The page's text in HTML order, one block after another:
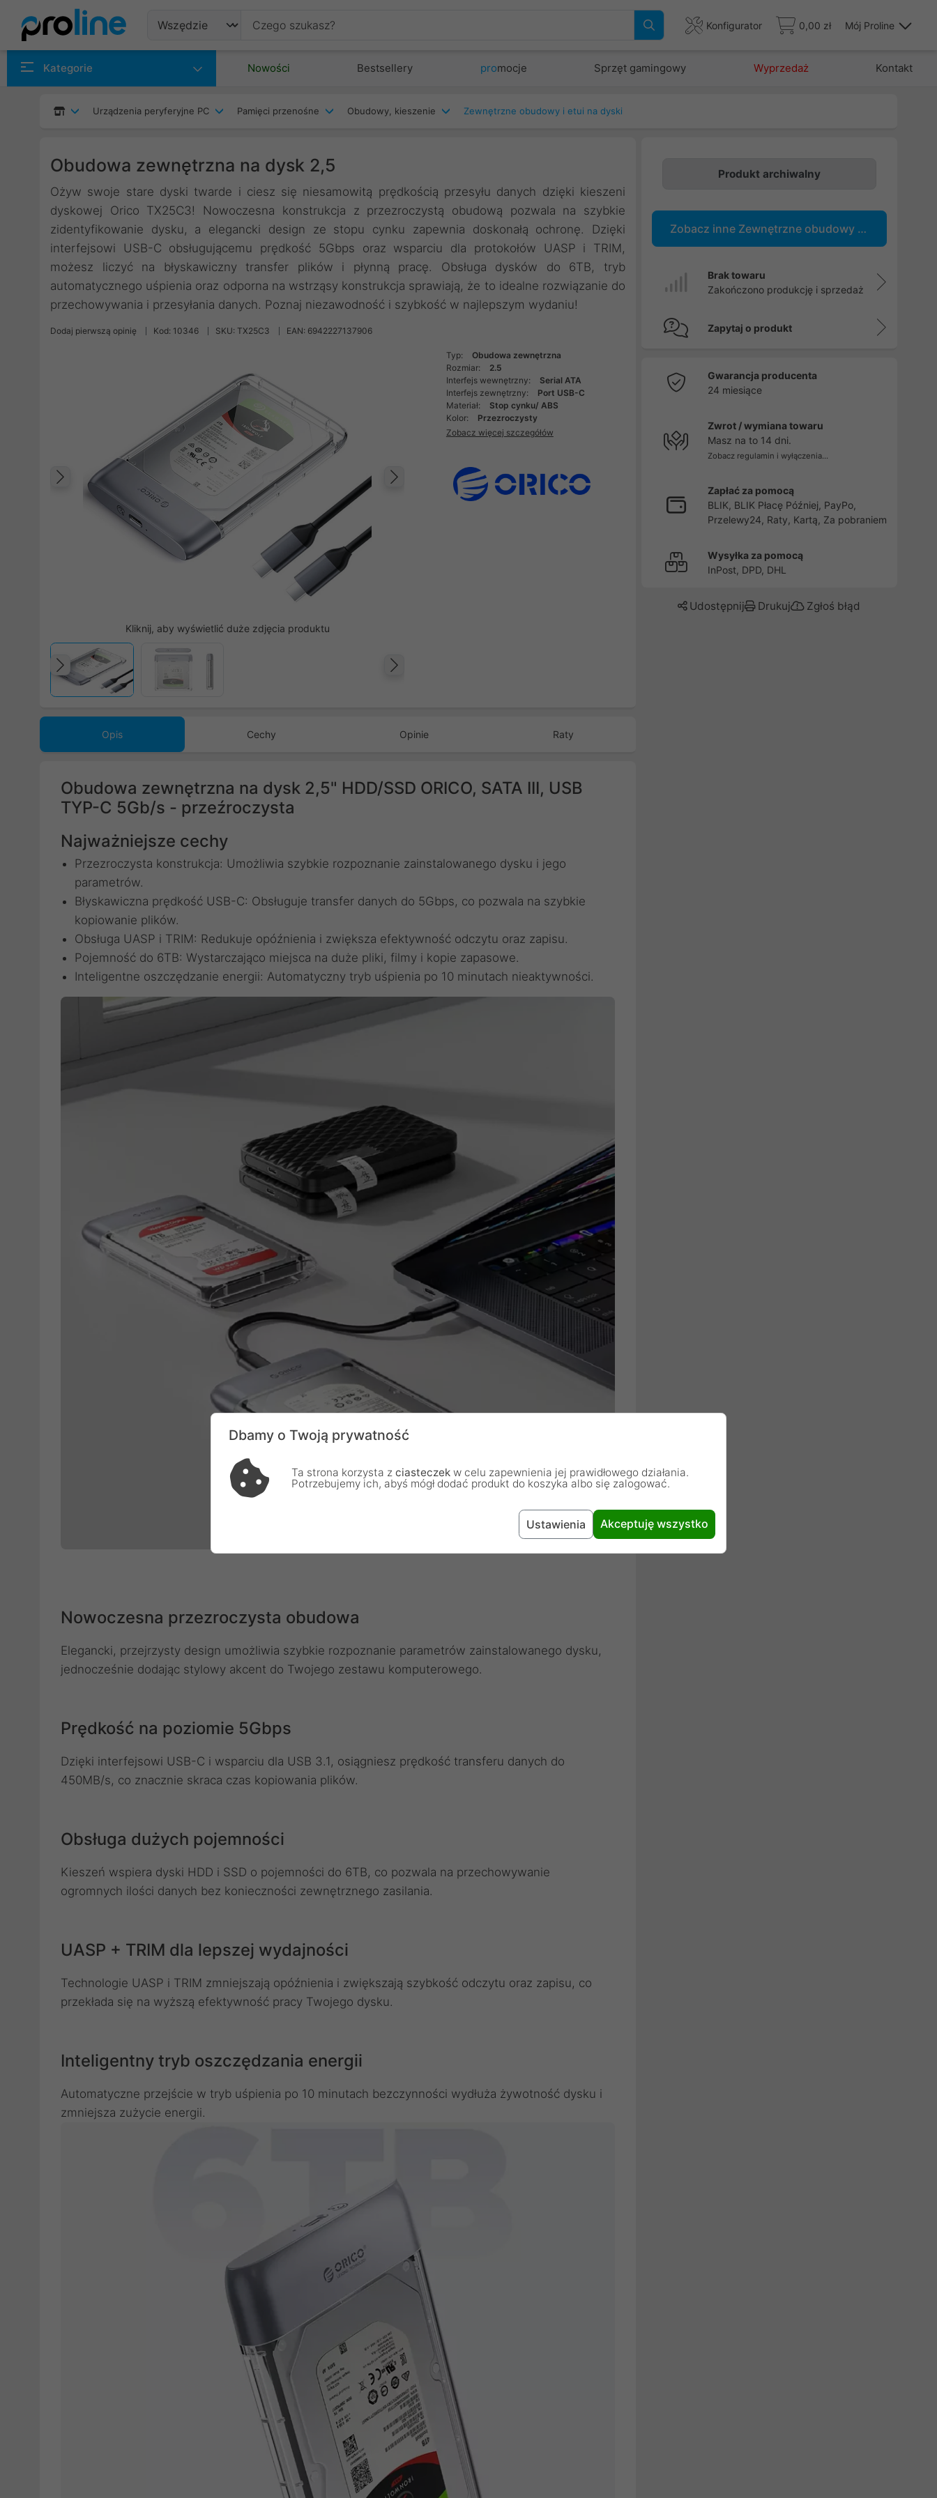
Konfigurator 0,00 zł Mój Proline
Kategorie Nowości Bestsellery promocje Sprzęt gamingowy Wyprzedaż Kontakt
Urządzenia peryferyjne PC Pamięci przenośne Obudowy, kieszenie Zewnętrzne obudowy i etui na dyski
Obudowa zewnętrzna na dysk 2,5
Ożyw swoje stare dyski twarde i ciesz się niesamowitą prędkością przesyłu danych dzięki kieszeni
dyskowej Orico TX25C3! Nowoczesna konstrukcja z przezroczystą obudową pozwala na szybkie
zidentyfikowanie dysku, a elegancki design ze stopu cynku zapewnia doskonałą ochronę. Dzięki
interfejsowi USB-C obsługującemu prędkość 5Gbps oraz wsparciu dla protokołów UASP i TRIM,
możesz liczyć na błyskawiczny transfer plików i płynną pracę. Obsługa dysków do 6TB, tryb
automatycznego uśpienia oraz odporna na wstrząsy konstrukcja sprawiają, że to idealne rozwiązanie do
przechowywania i przesyłania danych. Poznaj niezawodność i szybkość w najlepszym wydaniu!
Dodaj pierwszą opinię Kod: 10346 SKU: TX25C3 EAN: 6942227137906
Następny
Poprzedni
Kliknij, aby wyświetlić duże zdjęcia produktu
Poprzedni
Typ:
Obudowa zewnętrzna
Rozmiar:
2.5
Interfejs wewnętrzny:
Serial ATA
Interfejs zewnętrzny:
Port USB-C
Materiał:
Stop cynku/ ABS
Kolor:
Przezroczysty
Zobacz więcej szczegółów
Opis Cechy Opinie Raty
Obudowa zewnętrzna na dysk 2,5" HDD/SSD ORICO, SATA III, USB
TYP-C 5Gb/s - przeźroczysta
Najważniejsze cechy
Przezroczysta konstrukcja: Umożliwia szybkie rozpoznanie zainstalowanego dysku i jego
parametrów.
Błyskawiczna prędkość USB-C: Obsługuje transfer danych do 5Gbps, co pozwala na szybkie
kopiowanie plików.
Obsługa UASP i TRIM: Redukuje opóźnienia i zwiększa efektywność odczytu oraz zapisu.
Pojemność do 6TB: Wystarczająco miejsca na duże pliki, filmy i kopie zapasowe.
Inteligentne oszczędzanie energii: Automatyczny tryb uśpienia po 10 minutach nieaktywności.
Nowoczesna przezroczysta obudowa
Elegancki, przejrzysty design umożliwia szybkie rozpoznanie parametrów zainstalowanego dysku,
jednocześnie dodając stylowy akcent do Twojego zestawu komputerowego.
Prędkość na poziomie 5Gbps
Dzięki interfejsowi USB-C i wsparciu dla USB 3.1, osiągniesz prędkość transferu danych do
450MB/s, co znacznie skraca czas kopiowania plików.
Obsługa dużych pojemności
Kieszeń wspiera dyski HDD i SSD o pojemności do 6TB, co pozwala na przechowywanie
ogromnych ilości danych bez konieczności zewnętrznego zasilania.
UASP + TRIM dla lepszej wydajności
Technologie UASP i TRIM zmniejszają opóźnienia i zwiększają szybkość odczytu oraz zapisu, co
przekłada się na wyższą efektywność pracy Twojego dysku.
Inteligentny tryb oszczędzania energii
Automatyczne przejście w tryb uśpienia po 10 minutach bezczynności wydłuża żywotność dysku i
zmniejsza zużycie energii.
Produkt archiwalny
Zobacz inne Zewnętrzne obudowy i etui na dyski
Brak towaru
Zakończono produkcję i sprzedaż
Zapytaj o produkt
Gwarancja producenta
24 miesiące
Zwrot / wymiana towaru
Masz na to 14 dni.
Zobacz regulamin i wyłączenia...
Zapłać za pomocą
BLIK, BLIK Płacę Później, PayPo,
Przelewy24, Raty, Kartą, Za pobraniem
Wysyłka za pomocą
InPost, DPD, DHL
Udostępnij Drukuj Zgłoś błąd
Dbamy o Twoją prywatność
Ta strona korzysta z ciasteczek w celu zapewnienia jej prawidłowego działania.
Potrzebujemy ich, abyś mógł dodać produkt do koszyka albo się zalogować.
Ustawienia Akceptuję wszystko